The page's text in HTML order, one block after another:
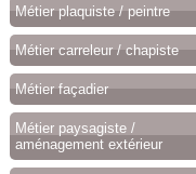
Métier plaquiste / peintre
Métier carreleur / chapiste
Métier façadier
Métier paysagiste /
aménagement extérieur